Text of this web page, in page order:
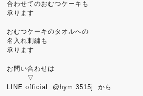
合わせてのおむつケーキも
承ります
おむつケーキのタオルへの
名入れ刺繍も
承ります
お問い合わせは
▽
LINE official @hym 3515j から